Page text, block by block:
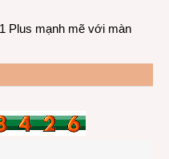
Plus mạnh mẽ với màn